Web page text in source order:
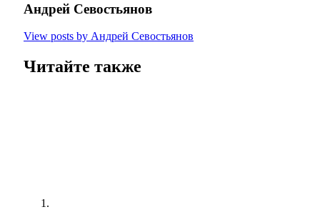
Андрей Севостьянов
View posts by Андрей Севостьянов
Читайте также